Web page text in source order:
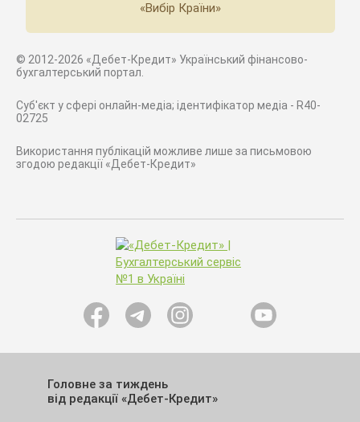
«Вибір Країни»
© 2012-2026 «Дебет-Кредит» Український фінансово-
бухгалтерський портал.
Суб'єкт у сфері онлайн-медіа; ідентифікатор медіа - R40-
02725
Використання публікацій можливе лише за письмовою
згодою редакції «Дебет-Кредит»
Головне за тиждень
від редакції «Дебет-Кредит»